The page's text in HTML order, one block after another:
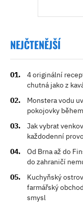
NEJČTENĚJŠÍ
4 originální
chutná jako z
Monstera vodu
pokojovky
Jak vybrat
každodenní
Od Brna až do
do zahraničí
Kuchyňský
farmářský
smysl